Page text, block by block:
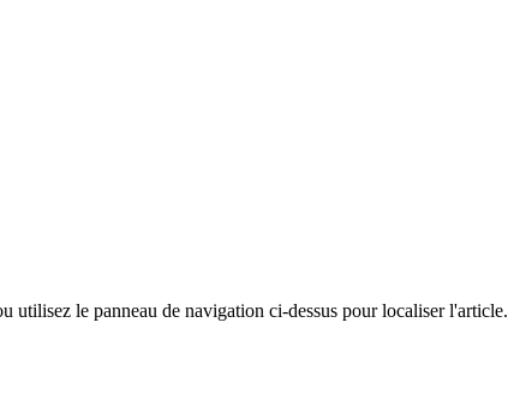
utilisez le panneau de navigation ci-dessus pour localiser l'article.